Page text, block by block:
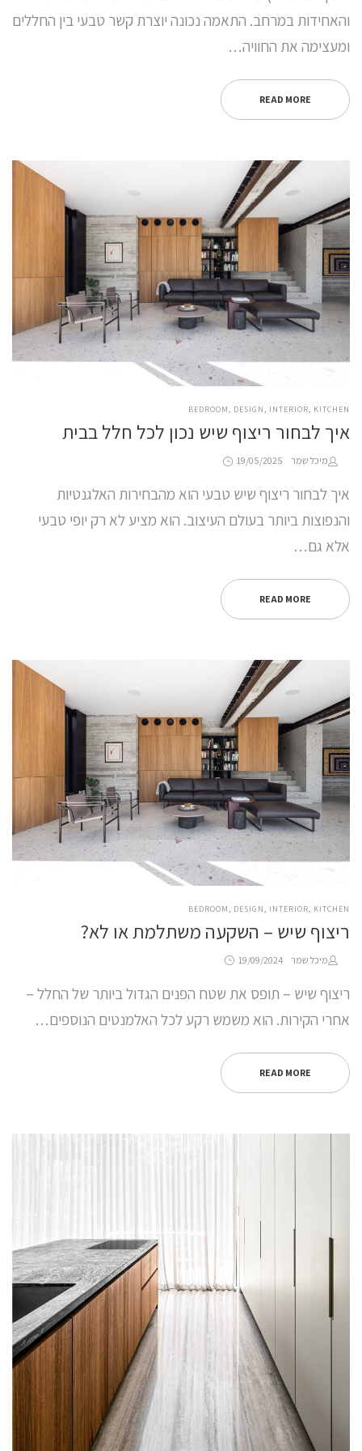
והאחידות במרחב. התאמה נכונה יוצרת קשר טבעי בין החללים
ומעצימה את החוויה…
READ MORE
POSTED
BEDROOM DESIGN INTERIOR KITCHEN
איך לבחור ריצוף שיש נכון לכל חלל בבית
by
מיכל שמר
Posted 19/05/2025
איך לבחור ריצוף שיש טבעי הוא מהבחירות האלגנטיות
והנפוצות ביותר בעולם העיצוב. הוא מציע לא רק יופי טבעי
אלא גם…
READ MORE
POSTED
BEDROOM DESIGN INTERIOR KITCHEN
ריצוף שיש – השקעה משתלמת או לא?
by
מיכל שמר
Posted 19/09/2024
ריצוף שיש – תופס את שטח הפנים הגדול ביותר של החלל –
אחרי הקירות. הוא משמש רקע לכל האלמנטים הנוספים…
READ MORE